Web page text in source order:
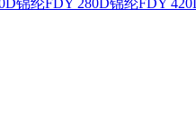
锦纶FDY 280D锦纶FDY